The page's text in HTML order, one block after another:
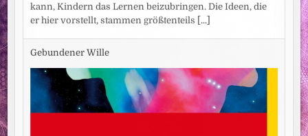
kann, Kindern das Lernen beizubringen. Die Ideen, die
er hier vorstellt, stammen größtenteils
[...]
Gebundener Wille